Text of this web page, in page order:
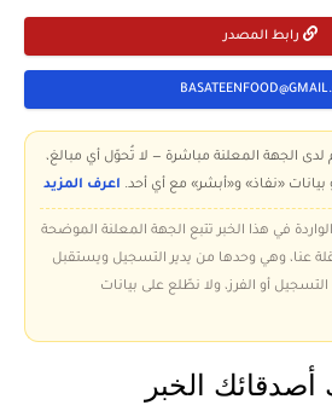
رابط المصدر
لدى الجهة المعلنة مباشرة — لا تُحوّل أي مبالغ،
«نفاذ» و«أبشر» مع أي أحد. اعرف المزيد
في هذا الخبر تتبع الجهة المعلنة الموضحة
عنا، وهي وحدها من يدير التسجيل ويستقبل
أو الفرز، ولا نطّلع على بيانات
الخبر